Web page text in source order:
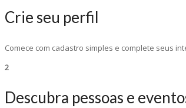
Crie seu perfil
Comece com cadastro simples e complete seus
2
Descubra pessoas e